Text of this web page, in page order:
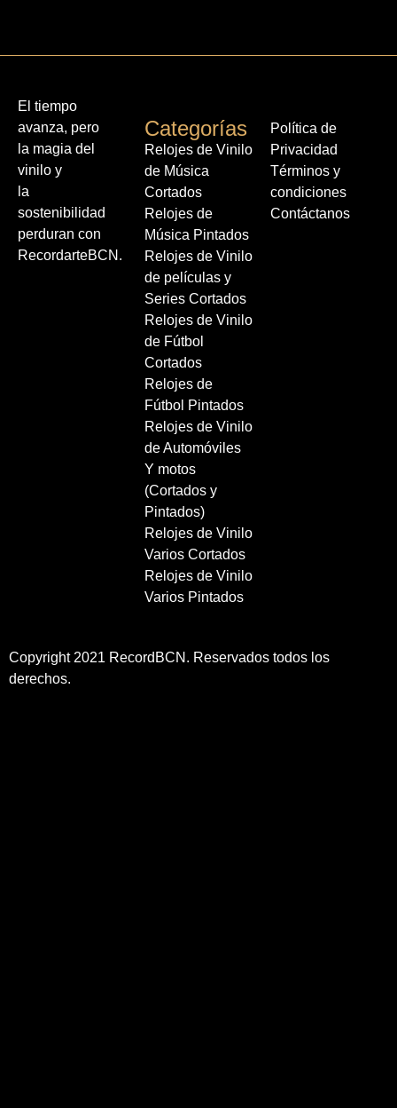
El tiempo
avanza, pero
la magia del
vinilo y
la
sostenibilidad
perduran con
RecordarteBCN.
Categorías
Relojes de Vinilo
de Música
Cortados
Relojes de
Música Pintados
Relojes de Vinilo
de películas y
Series Cortados
Relojes de Vinilo
de Fútbol
Cortados
Relojes de
Fútbol Pintados
Relojes de Vinilo
de Automóviles
Y motos
(Cortados y
Pintados)
Relojes de Vinilo
Varios Cortados
Relojes de Vinilo
Varios Pintados
Política de
Privacidad
Términos y
condiciones
Contáctanos
Copyright 2021 RecordBCN. Reservados todos los
derechos.